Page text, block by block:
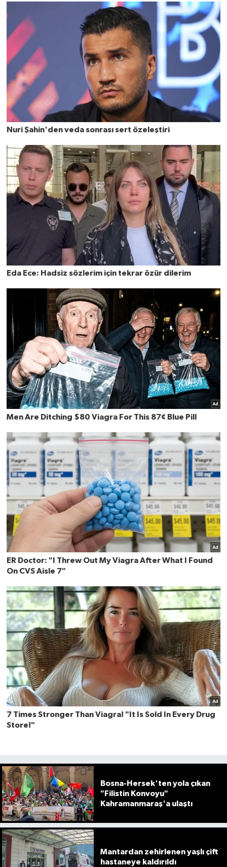
Bosna-Hersek'ten yola çıkan
"Filistin Konvoyu"
Kahramanmaraş'a ulaştı
Mantardan zehirlenen yaşlı çift
hastaneye kaldırıldı